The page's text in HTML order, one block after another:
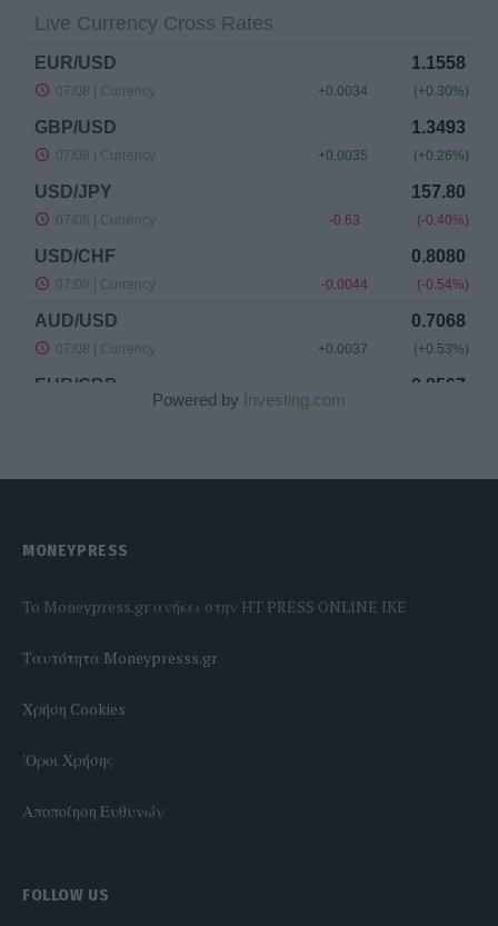
Powered by Investing.com
MONEYPRESS
To Moneypress.gr ανήκει στην HT PRESS ONLINE IKE
Tαυτότητα Moneypresss.gr
Χρήση Cookies
'Οροι Χρήσης
Αποποίηση Ευθυνών
FOLLOW US